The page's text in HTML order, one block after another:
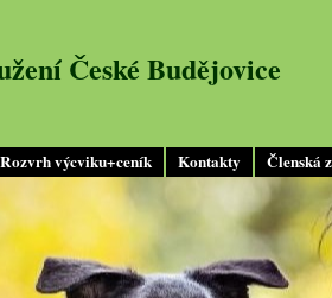
Rozvrh výcviku+ceník Kontakty Členská
České Budějovice